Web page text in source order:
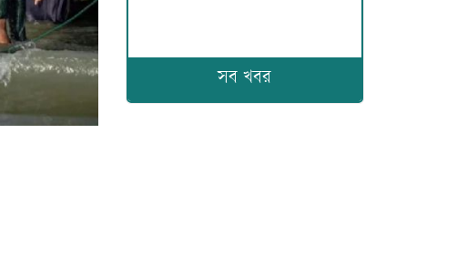
সব খবর